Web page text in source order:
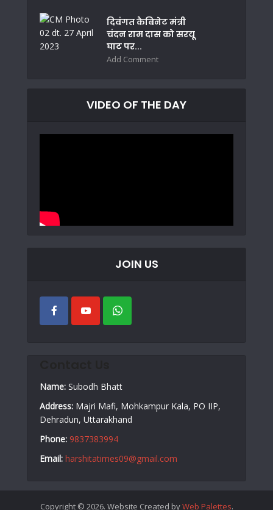
दिवंगत कैबिनेट मंत्री
चंदन राम दास को सरयू
घाट पर...
Add Comment
VIDEO OF THE DAY
JOIN US
Name: Subodh Bhatt
Address: Majri Mafi, Mohkampur Kala, PO IIP,
Dehradun, Uttarakhand
Phone: 9837383994
Email: harshitatimes09@gmail.com
Copyright © 2026. Website Created byWeb Palettes.